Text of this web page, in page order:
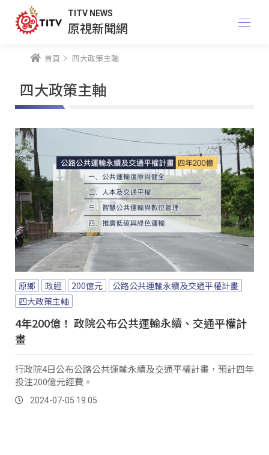
TITV NEWS
原視新聞網
首頁 四大政策主軸
四大政策主軸
原鄉 政經 200億元
公路公共運輸永續及交通平權計畫
四大政策主軸
4年200億！ 政院公布公共運輸永續、交通平權計
畫
行政院4日公布公路公共運輸永續及交通平權計畫，預計四年
投注200億元經費。
2024-07-05 19:05